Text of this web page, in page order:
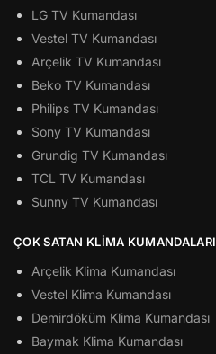
LG TV Kumandası
Vestel TV Kumandası
Arçelik TV Kumandası
Beko TV Kumandası
Philips TV Kumandası
Sony TV Kumandası
Grundig TV Kumandası
TCL TV Kumandası
Sunny TV Kumandası
ÇOK SATAN KLIMA KUMANDALARI
Arçelik Klima Kumandası
Vestel Klima Kumandası
Demirdöküm Klima Kumandası
Baymak Klima Kumandası